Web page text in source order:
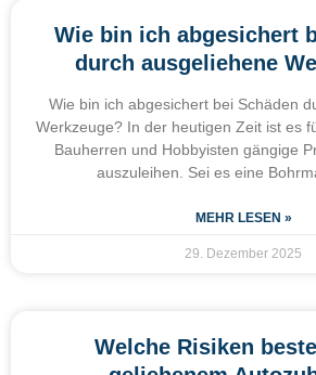
Wie bin ich abgesichert
durch ausgeliehene
Wie bin ich abgesichert bei Schäden
Werkzeuge? In der heutigen Zeit ist es
Bauherren und Hobbyisten gängige
auszuleihen. Sei es eine
MEHR LESEN »
29. Dezember 2025
Welche Risiken